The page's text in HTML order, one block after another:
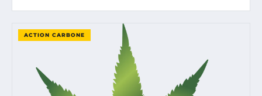
ACTION CARBONE